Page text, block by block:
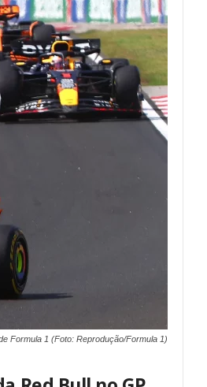
Formula 1 (Foto: Reprodução/Formula 1)